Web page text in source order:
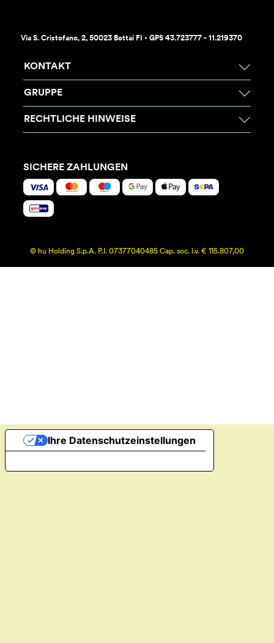
Via S. Cristofano, 2, 50023 Bottai FI - GPS 43.723777 - 11.219370
KONTAKT
GRUPPE
RECHTLICHE HINWEISE
SICHERE ZAHLUNGEN
© hu Holding S.p.A. P.I. 07377040485 Cap. soc. i.v. € 115.807,00
Ihre Datenschutzeinstellungen